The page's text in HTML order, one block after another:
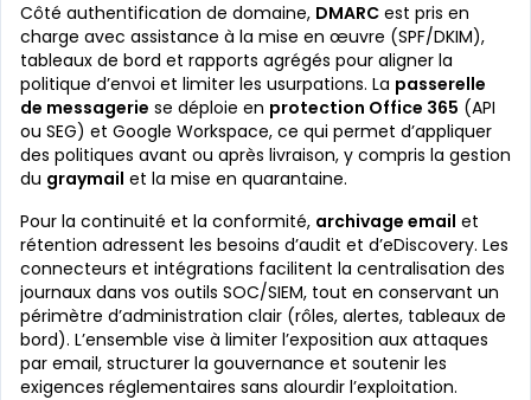
Côté authentification de domaine, DMARC est pris en
charge avec assistance à la mise en œuvre (SPF/DKIM),
tableaux de bord et rapports agrégés pour aligner la
politique d’envoi et limiter les usurpations. La passerelle
de messagerie se déploie en protection Office 365 (API
ou SEG) et Google Workspace, ce qui permet d’appliquer
des politiques avant ou après livraison, y compris la gestion
du graymail et la mise en quarantaine.
Pour la continuité et la conformité, archivage email et
rétention adressent les besoins d’audit et d’eDiscovery. Les
connecteurs et intégrations facilitent la centralisation des
journaux dans vos outils SOC/SIEM, tout en conservant un
périmètre d’administration clair (rôles, alertes, tableaux de
bord). L’ensemble vise à limiter l’exposition aux attaques
par email, structurer la gouvernance et soutenir les
exigences réglementaires sans alourdir l’exploitation.